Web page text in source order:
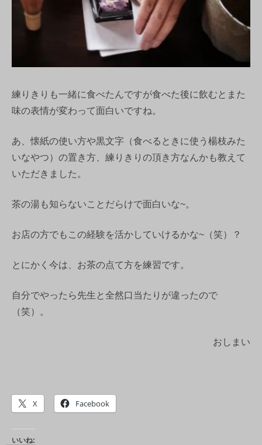
練りきりも一緒に食べたんですが食べた後に飲むとまた
味の表情が変わって面白いですね。
あ、懐紙の使い方や黒文字（食べるときに使う楊枝みた
いなやつ）の置き方、練りきりの頂き方なんかも教えて
いただきました。
茶の湯も知らないことだらけで面白いな~。
お店の方でもこの経験を活かしていけるかな~（笑）？
とにかく今は、お茶の点て方を練習です。
自分でやったら先生と全然口当たりが違ったので
（笑）。
おしまい
X Facebook
いいね: